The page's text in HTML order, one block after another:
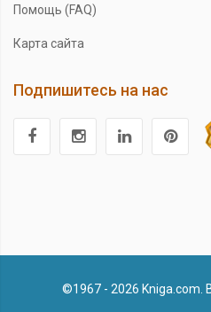
Помощь (FAQ)
Карта сайта
Подпишитесь на нас
©1967 - 2026 Kniga.com.